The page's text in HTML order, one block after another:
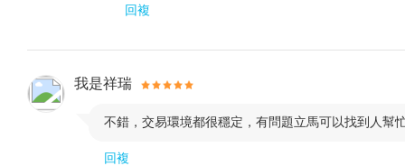
監管號: 500991 | EBC Financial Group (Australia)
EBC優勢：每秒最高聚合訂單1000筆 |平均執行速
VIP尊享服務24/7 |
回複
我是祥瑞
不錯，交易環境都很穩定，有問題立馬可以找到人幫
回複